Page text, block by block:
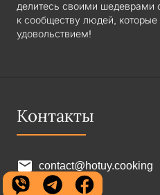
делитесь своими шедеврами
к сообществу людей, которые
удовольствием!
Контакты
contact@hotuy.cooking